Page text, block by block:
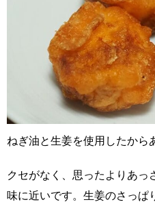
ねぎ油と生姜を使用したから
クセがなく、思ったよりあっ
味に近いです。生姜のさっぱ